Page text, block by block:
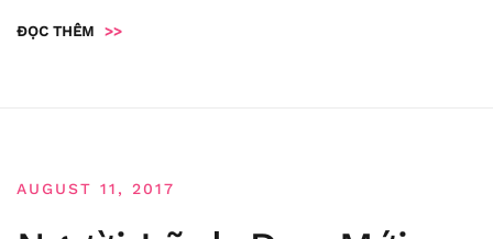
ĐỌC THÊM >>
AUGUST 11, 2017